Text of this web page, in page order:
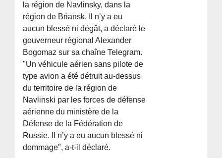
la région de Navlinsky, dans la
région de Briansk. Il n’y a eu
aucun blessé ni dégât, a déclaré le
gouverneur régional Alexander
Bogomaz sur sa chaîne Telegram.
"Un véhicule aérien sans pilote de
type avion a été détruit au-dessus
du territoire de la région de
Navlinski par les forces de défense
aérienne du ministère de la
Défense de la Fédération de
Russie. Il n’y a eu aucun blessé ni
dommage", a-t-il déclaré.